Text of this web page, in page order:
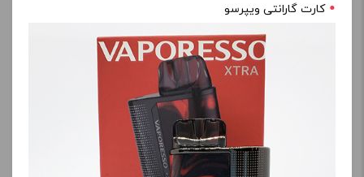
کارت گارانتی ویپرسو